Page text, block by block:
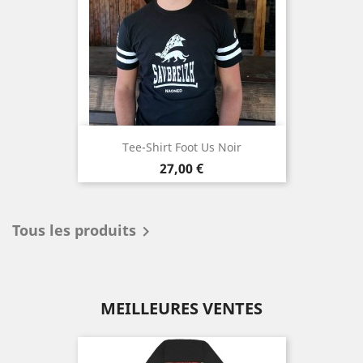
Tee-Shirt Foot Us Noir
Prix
27,00 €
Tous les produits 
MEILLEURES VENTES